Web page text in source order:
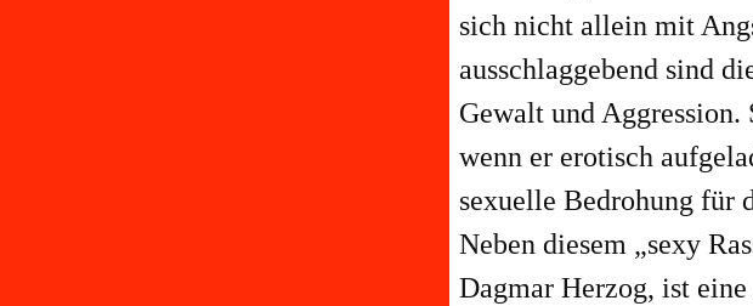
sich nicht allein mit
ausschlaggebend sind
Gewalt und Aggression.
wenn er erotisch
sexuelle Bedrohung für
Neben diesem „sexy
Dagmar Herzog, ist